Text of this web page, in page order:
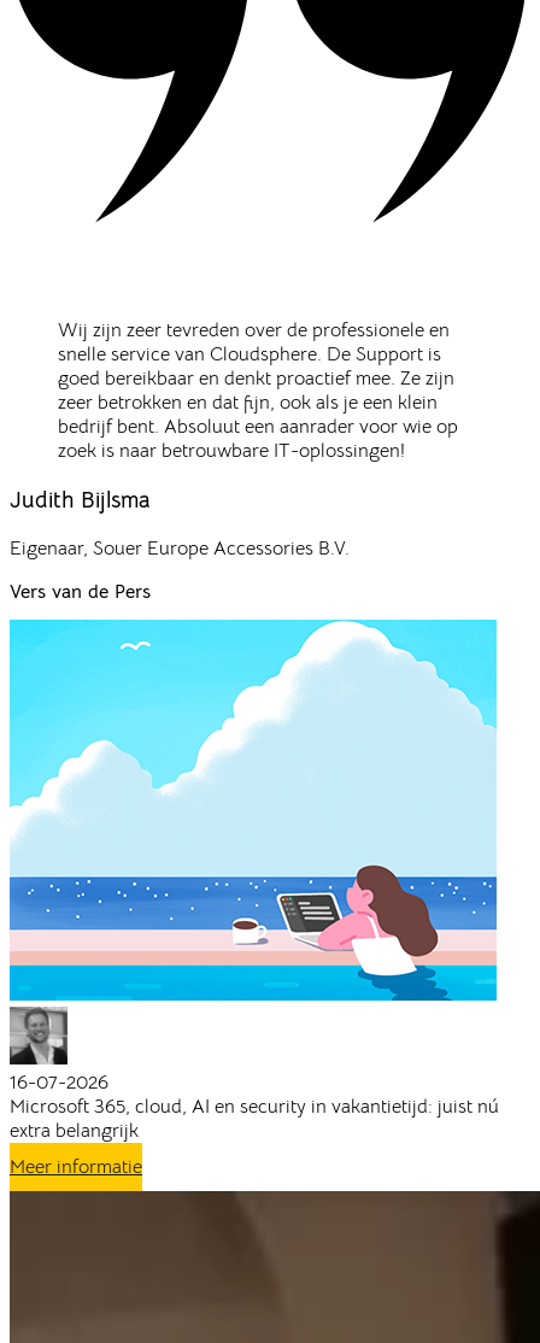
Wij zijn zeer tevreden over de professionele en
snelle service van Cloudsphere. De Support is
goed bereikbaar en denkt proactief mee. Ze zijn
zeer betrokken en dat fijn, ook als je een klein
bedrijf bent. Absoluut een aanrader voor wie op
zoek is naar betrouwbare IT-oplossingen!
Judith Bijlsma
Eigenaar, Souer Europe Accessories B.V.
Vers van de Pers
16-07-2026
Microsoft 365, cloud, AI en security in vakantietijd: juist nú
extra belangrijk
Meer informatie